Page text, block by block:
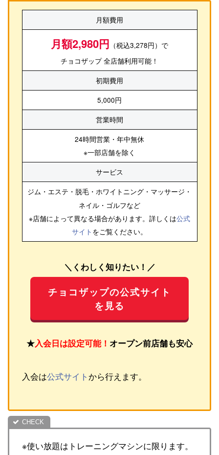
月額費用
月額2,980円 （税込3,278円）で
チョコザップ 全店舗利用可能！
初期費用
5,000円
営業時間
24時間営業・年中無休
※一部店舗を除く
サービス
ジム・エステ・脱毛・ホワイトニング・マッサージ・
ネイル・ゴルフなど
※店舗によって異なる場合があります。詳しくは公式
サイト をご覧ください。
＼くわしく知りたい！／
チョコザップの公式サイト
を見る
★入会日は設定可能！ オープン前店舗も安心
入会は公式サイト から行えます。
※使い放題はトレーニングマシンに限ります。